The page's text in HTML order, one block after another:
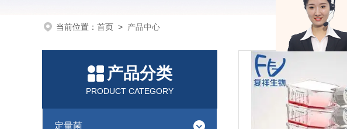
当前位置： 首页 > 产品中心
产品分类
PRODUCT CATEGORY
定量菌